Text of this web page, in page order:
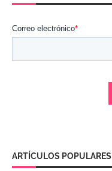
ARTÍCULOS POPULARES